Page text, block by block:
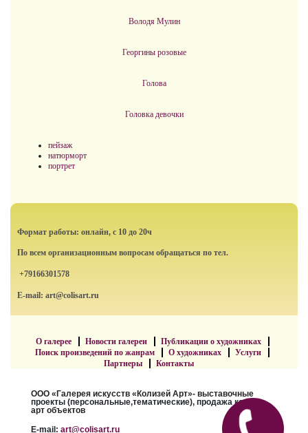
Володя Мулин
Георгины розовые
Голова
Головка девочки
пейзаж
натюрморт
портрет
Формат работы: онлайн, с 10 до 20ч
По всем организационным вопросам обращаться по тел.
+79166301578
E-mail: art@colisart.ru
О галерее Новости галереи
Публикации о художниках
Поиск произведений по жанрам
О художниках
Услуги
Партнеры
Контакты
ООО «Галерея искусств «Колизей Арт»- выставочные
проекты (персональные,тематические), продажа картин,
арт объектов
E-mail: art@colisart.ru